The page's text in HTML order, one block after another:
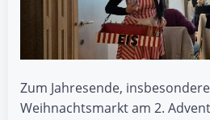
Zum Jahresende,
Weihnachtsmarkt am 2.